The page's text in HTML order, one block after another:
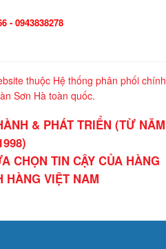
- 0943838278
thuộc Hệ thống phân phối chính
Sơn Hà toàn quốc.
& PHÁT TRIỂN (TỪ NĂM
CHỌN TIN CẬY CỦA HÀNG
HÀNG VIỆT NAM